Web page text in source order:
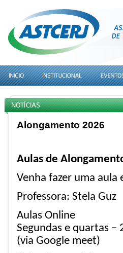
Alongamento 2026
Aulas de
Venha fazer uma
Professora: Stela Guz
Aulas Online
Segundas e quartas –
(via Google meet)